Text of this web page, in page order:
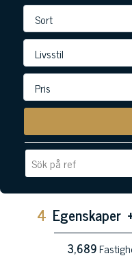
4 Egenskaper
3,689